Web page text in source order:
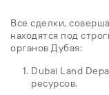
Все сделки,
находятся под
органов Дубая:
Dubai Land
ресурсов.